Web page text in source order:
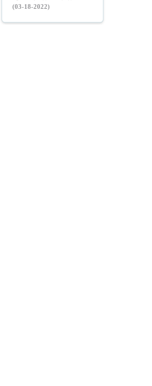
(03-18-2022)